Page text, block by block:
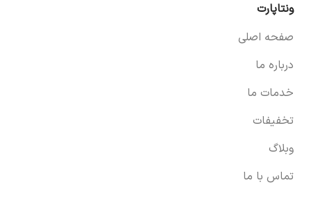
ونتاپارت
صفحه اصلی
درباره ما
خدمات ما
تخفیفات
وبلاگ
تماس با ما